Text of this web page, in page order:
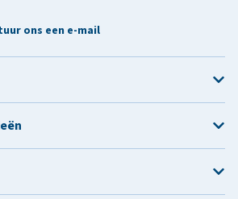
ons een e-mail